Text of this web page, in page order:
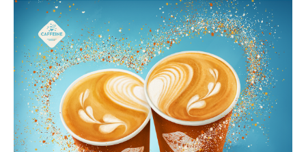
Valentīna